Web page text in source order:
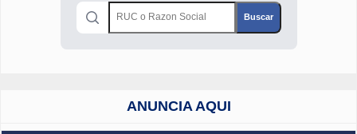
ANUNCIA AQUI